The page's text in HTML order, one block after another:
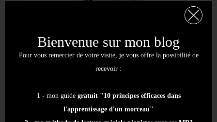
Merci d'avoir lu cet
Pour aller plus loin, je vous offre la possibilité
Bienvenue sur mon blog
Pour vous remercier de votre visite, je vous offre la possibilité de
recevoir :
1 - mon guide gratuit "10 principes efficaces dans
l'apprentissage d'un morceau"